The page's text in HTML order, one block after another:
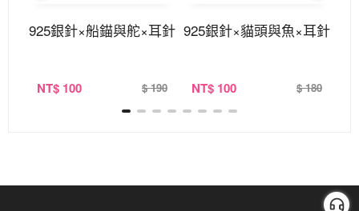
925銀針×船錨與舵×耳針
NT$ 100 $ 190
925銀針×貓頭與魚×耳針
NT$ 100 $ 180